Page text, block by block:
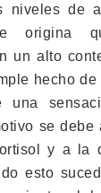
niveles de
origina
un alto
hecho de
una
se
y a la
esto